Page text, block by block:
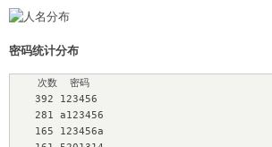
密码统计分布